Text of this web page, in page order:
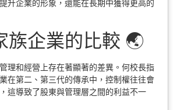
升企業的形象，還能在長期中獲得更高的
族企業的比較 🌏
理和經營上存在著顯著的差異。何校長指
在第二、第三代的傳承中，控制權往往會
這導致了股東與管理層之間的利益不一